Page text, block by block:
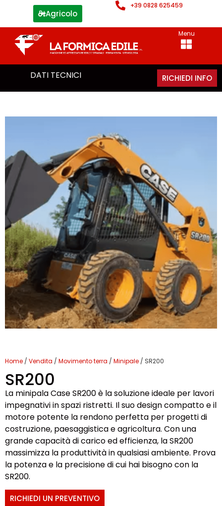
Agricolo
+39 0828 625459
Menu
DATI TECNICI RICHIEDI INFO
Home / Vendita / Movimento terra / Minipale / SR200
SR200
La minipala Case SR200 è la soluzione ideale per lavori
impegnativi in spazi ristretti. Il suo design compatto e il
motore potente la rendono perfetta per progetti di
costruzione, paesaggistica e agricoltura. Con una
grande capacità di carico ed efficienza, la SR200
massimizza la produttività in qualsiasi ambiente. Prova
la potenza e la precisione di cui hai bisogno con la
SR200.
RICHIEDI UN PREVENTIVO